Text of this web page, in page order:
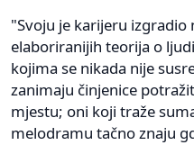
"Svoju je karijeru izgradio
elaboriranijih teorija o
kojima se nikada nije
zanimaju činjenice
mjestu; oni koji traže
melodramu tačno znaju